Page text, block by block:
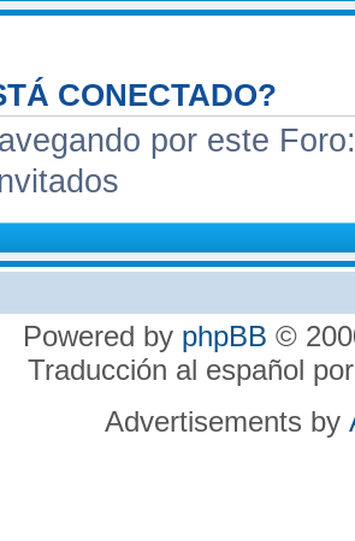
CONECTADO?
por este
Powered by phpBB ©
Traducción al español
Advertisements by